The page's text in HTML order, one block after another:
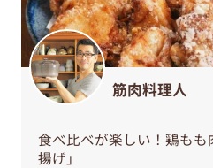
筋肉料理人
食べ比べが楽しい！鶏も
揚げ」